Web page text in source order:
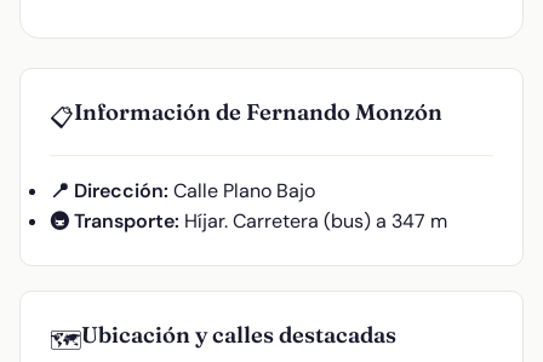
📋Información de Fernando Monzón
📍 Dirección: Calle Plano Bajo
🚇 Transporte: Híjar. Carretera (bus) a 347 m
🗺️Ubicación y calles destacadas